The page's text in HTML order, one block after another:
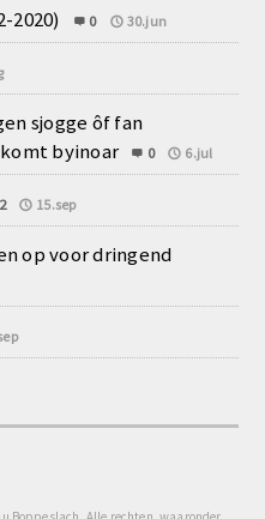
2020) 0 30.jun
sjogge ôf fan
byinoar
0 6.jul
2 15.sep
op voor dringend